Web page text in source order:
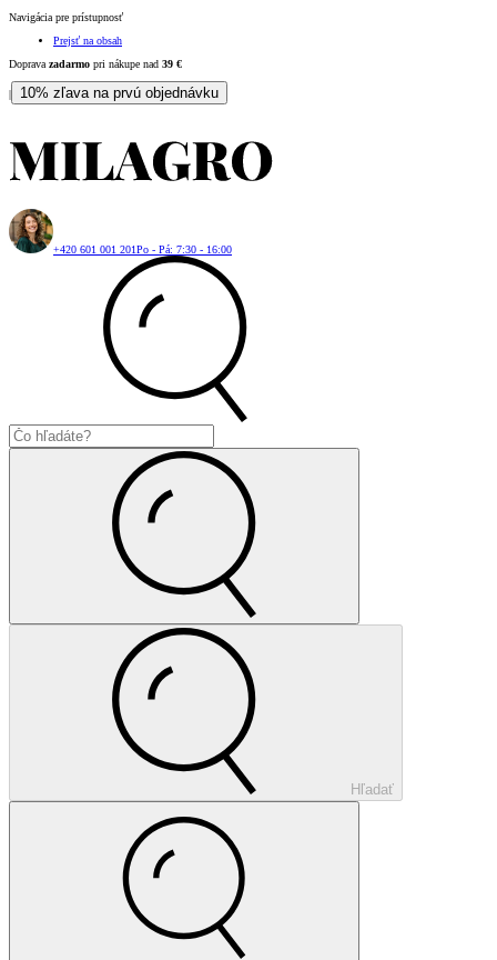
Navigácia pre prístupnosť
Prejsť na obsah
Doprava zadarmo pri nákupe nad 39 €
| 10% zľava na prvú objednávku
+420 601 001 201Po - Pá: 7:30 - 16:00
Hľadať